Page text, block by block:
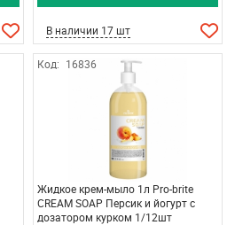
В наличии 17 шт
Код: 16836
Жидкое крем-мыло 1л Pro-brite
CREАM SOAP Персик и йогурт с
дозатором курком 1/12шт